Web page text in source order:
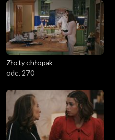
Złoty chłopak
odc. 270